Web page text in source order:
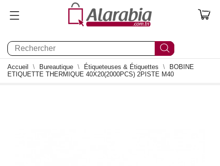
0
Accueil Bureautique Étiqueteuses & Étiquettes
BOBINE
ETIQUETTE THERMIQUE 40X20(2000PCS) 2PISTE M40